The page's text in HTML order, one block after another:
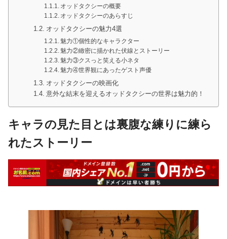
オッドタクシーの概要
オッドタクシーのあらすじ
オッドタクシーの魅力4選
魅力①個性的なキャラクター
魅力②緻密に描かれた伏線とストーリー
魅力③クスっと笑える小ネタ
魅力④世界観にあったゲスト声優
オッドタクシーの映画化
意外な結末を迎えるオッドタクシーの世界は魅力的！
キャラの見た目とは裏腹な練りに練ら
れたストーリー